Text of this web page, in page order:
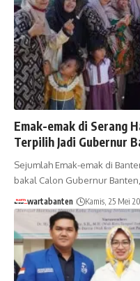
Emak-emak di Serang
Terpilih Jadi Gubernur
Sejumlah Emak-emak di
bakal Calon Gubernur
wartabanten Kamis, 25 Mei